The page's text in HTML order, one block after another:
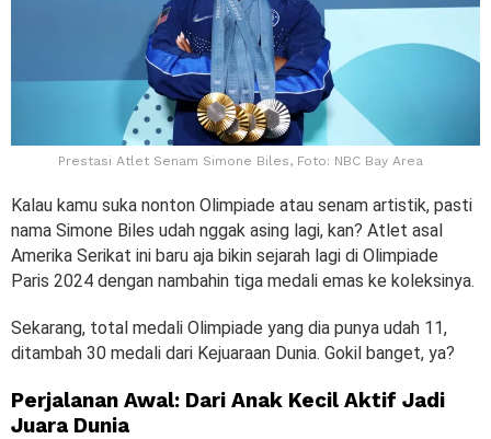
Prestasi Atlet Senam Simone Biles, Foto: NBC Bay Area
Kalau kamu suka nonton Olimpiade atau senam artistik, pasti
nama Simone Biles udah nggak asing lagi, kan? Atlet asal
Amerika Serikat ini baru aja bikin sejarah lagi di Olimpiade
Paris 2024 dengan nambahin tiga medali emas ke koleksinya.
Sekarang, total medali Olimpiade yang dia punya udah 11,
ditambah 30 medali dari Kejuaraan Dunia. Gokil banget, ya?
Perjalanan Awal: Dari Anak Kecil Aktif Jadi
Juara Dunia